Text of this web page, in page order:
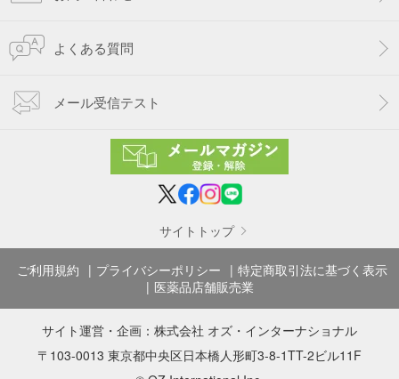
よくある質問
メール受信テスト
サイトトップ
ご利用規約 プライバシーポリシー
特定商取引法に基づく表示
医薬品店舗販売業
サイト運営・企画： 株式会社 オズ・インターナショナル
〒103-0013 東京都中央区日本橋人形町3-8-1TT-2ビル11F